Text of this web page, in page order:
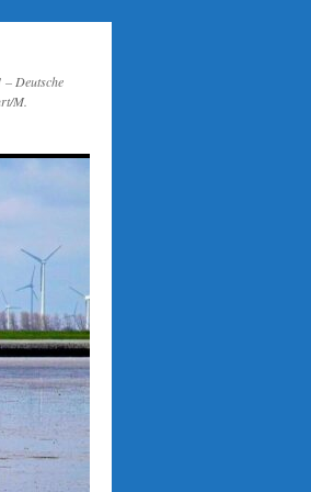
– Deutsche
M.